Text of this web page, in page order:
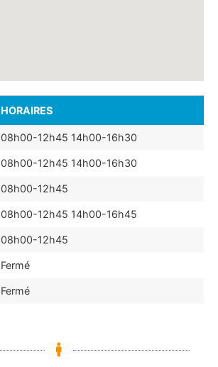
HORAIRES
08h00-12h45 14h00-16h30
08h00-12h45 14h00-16h30
08h00-12h45
08h00-12h45 14h00-16h45
08h00-12h45
Fermé
Fermé